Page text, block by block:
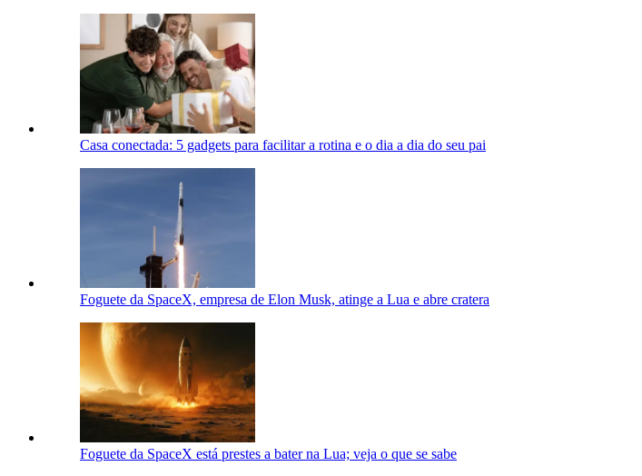
Casa conectada: 5 gadgets para facilitar a rotina e o dia a dia do seu pai
Foguete da SpaceX, empresa de Elon Musk, atinge a Lua e abre cratera
Foguete da SpaceX está prestes a bater na Lua; veja o que se sabe